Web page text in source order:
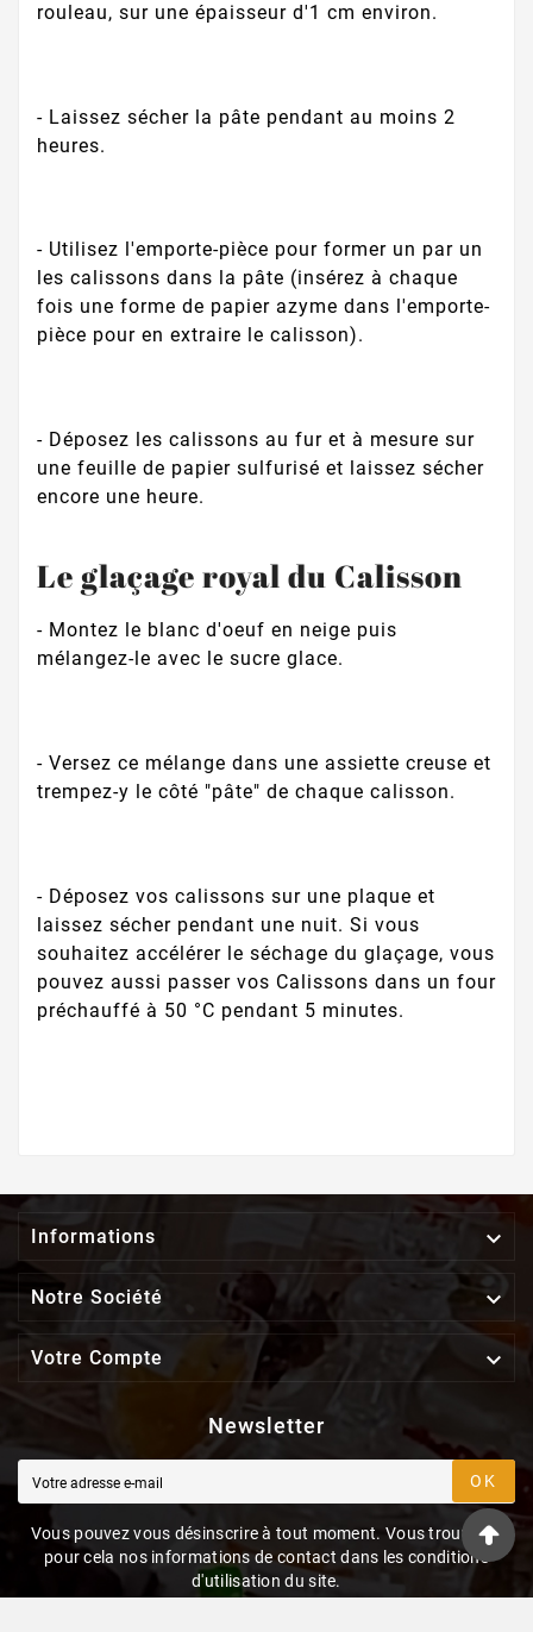
rouleau, sur une épaisseur d'1 cm environ.
- Laissez sécher la pâte pendant au moins 2
heures.
- Utilisez l'emporte-pièce pour former un par un
les calissons dans la pâte (insérez à chaque
fois une forme de papier azyme dans l'emporte-
pièce pour en extraire le calisson).
- Déposez les calissons au fur et à mesure sur
une feuille de papier sulfurisé et laissez sécher
encore une heure.
Le glaçage royal du Calisson
- Montez le blanc d'oeuf en neige puis
mélangez-le avec le sucre glace.
- Versez ce mélange dans une assiette creuse et
trempez-y le côté "pâte" de chaque calisson.
- Déposez vos calissons sur une plaque et
laissez sécher pendant une nuit. Si vous
souhaitez accélérer le séchage du glaçage, vous
pouvez aussi passer vos Calissons dans un four
préchauffé à 50 °C pendant 5 minutes.
Informations 
Notre Société 
Votre Compte 
Newsletter
OK
Vous pouvez vous désinscrire à tout moment. Vous trouverez
pour cela nos informations de contact dans les conditions
d'utilisation du site.